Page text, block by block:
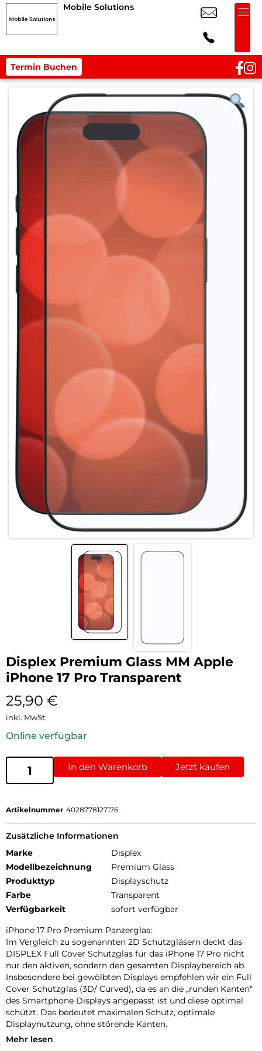
Mobile Solutions
Termin Buchen
Displex Premium Glass MM Apple
iPhone 17 Pro Transparent
25,90 €
inkl. MwSt.
Online verfügbar
In den Warenkorb Jetzt kaufen
Artikelnummer 4028778127176
Zusätzliche Informationen
Marke
Displex
Modellbezeichnung
Premium Glass
Produkttyp
Displayschutz
Farbe
Transparent
Verfügbarkeit
sofort verfügbar
iPhone 17 Pro Premium Panzerglas:
Im Vergleich zu sogenannten 2D Schutzgläsern deckt das
DISPLEX Full Cover Schutzglas für das iPhone 17 Pro nicht
nur den aktiven, sondern den gesamten Displaybereich ab.
Insbesondere bei gewölbten Displays empfehlen wir ein Full
Cover Schutzglas (3D/ Curved), da es an die „runden Kanten“
des Smartphone Displays angepasst ist und diese optimal
schützt. Das bedeutet maximalen Schutz, optimale
Displaynutzung, ohne störende Kanten.
Kompatibilität:
Mehr lesen